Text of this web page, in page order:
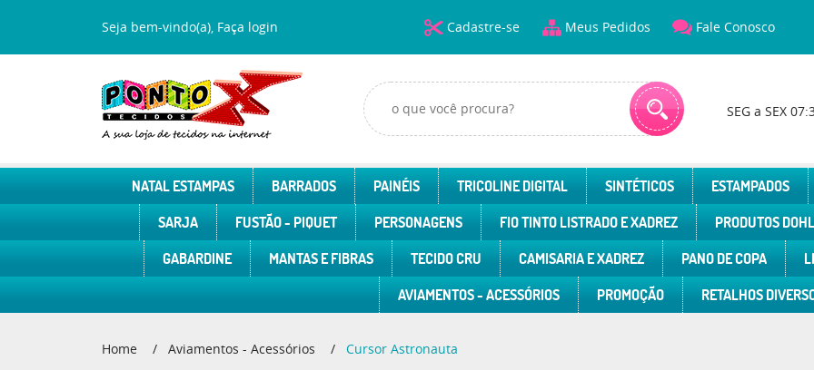
Seja bem-vindo(a), Faça login Cadastre-se Meus Pedidos Fale Conosco
SEG a SEX
NATAL ESTAMPAS BARRADOS PAINÉIS TRICOLINE DIGITAL SINTÉTICOS
ESTAMPADOS
SARJA
FUSTÃO - PIQUET PERSONAGENS FIO TINTO LISTRADO E XADREZ
PRODUTOS
GABARDINE
MANTAS E FIBRAS TECIDO CRU CAMISARIA E XADREZ PANO DE COPA
AVIAMENTOS - ACESSÓRIOS
PROMOÇÃO RETALHOS
Home Aviamentos - Acessórios Cursor Astronauta